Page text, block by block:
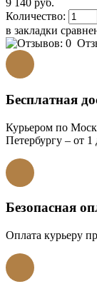
9 140 руб.
Количество:
в закладки
Бесплатная
Курьером по
Петербургу – от 1
Безопасная
Оплата курьеру